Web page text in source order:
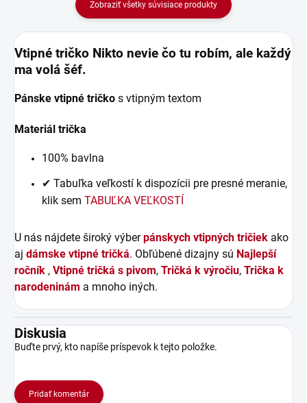
Zobraziť všetky súvisiace produkty
Vtipné tričko Nikto nevie čo tu robím, ale každý
ma volá šéf.
Pánske vtipné tričko s vtipným textom
Materiál trička
100% bavlna
✔ Tabuľka veľkostí k dispozícii pre presné meranie,
klik sem TABUĽKA VEĽKOSTÍ
U nás nájdete široký výberpánskych vtipných tričiek ako
aj dámske vtipné tričká. Obľúbené dizajny sú Najlepší
ročník , Vtipné tričká s pivom, Tričká k výročiu, Trička k
narodeninám a mnoho iných.
Diskusia
Buďte prvý, kto napíše príspevok k tejto položke.
Pridať komentár